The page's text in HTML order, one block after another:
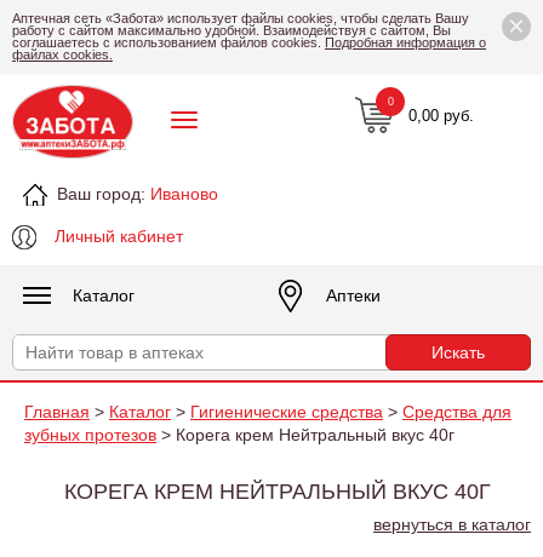
×
Аптечная сеть «Забота» использует файлы cookies, чтобы сделать Вашу
работу с сайтом максимально удобной. Взаимодействуя с сайтом, Вы
соглашаетесь с использованием файлов cookies. Подробная информация о
файлах cookies.
Ваш город: Иваново
Личный кабинет
0,00 руб.
0
Каталог Аптеки
Главная > Каталог > Гигиенические средства > Средства для
зубных протезов > Корега крем Нейтральный вкус 40г
КОРЕГА КРЕМ НЕЙТРАЛЬНЫЙ ВКУС 40Г
вернуться в каталог